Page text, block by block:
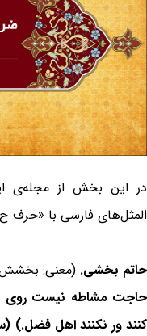
در این بخش از مجله‌ی
المثل‌های فارسی با «حرف
حاتم بخشی. (معنی: بخشش
حاجت مشاطه نیست روی
کنند ور نکنند اهل فضل.)